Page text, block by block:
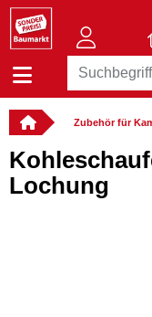
Zubehör für
Lochung